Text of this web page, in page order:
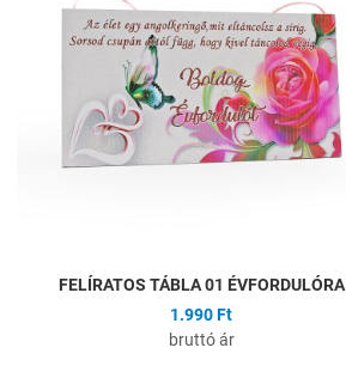
FELÍRATOS TÁBLA 01 ÉVFORDULÓRA
1.990 Ft
bruttó ár